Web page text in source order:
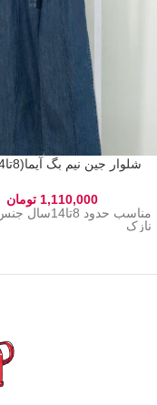
شلوار جین نیم بگ آیما(8تا14سال)
1,110,000 تومان
مناسب حدود
نازک